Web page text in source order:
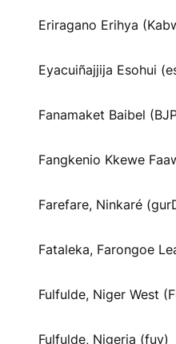
Eriragano Erihya
Eyacuiñajjija Esohui
Fanamaket Baibel
Fangkenio Kkewe
Farefare, Ninkaré
Fataleka, Farongoe
Fulfulde, Niger West
Fulfulde, Nigeria (fuv)